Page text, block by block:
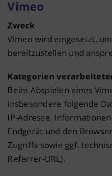
Vimeo
Zweck
Vimeo wird eingesetzt,
bereitzustellen und
Kategorien
Beim Abspielen eines
insbesondere folgende
IP-Adresse,
Endgerät und den
Zugriffs sowie ggf.
Referrer-URL).